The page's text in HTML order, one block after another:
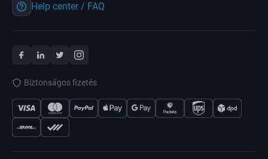
Help center / FAQ
Biztonságos fizetés